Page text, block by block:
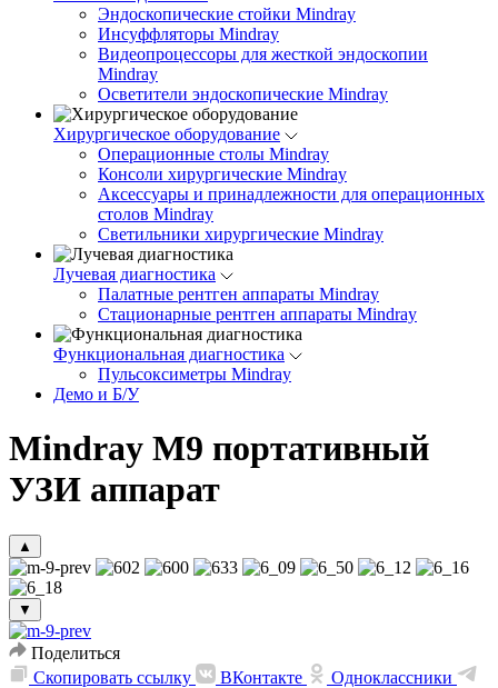
Эндоскопические стойки Mindray
Инсуффляторы Mindray
Видеопроцессоры для жесткой эндоскопии
Mindray
Осветители эндоскопические Mindray
Хирургическое оборудование
Операционные столы Mindray
Консоли хирургические Mindray
Аксессуары и принадлежности для операционных
столов Mindray
Светильники хирургические Mindray
Лучевая диагностика
Палатные рентген аппараты Mindray
Стационарные рентген аппараты Mindray
Функциональная диагностика
Пульсоксиметры Mindray
Демо и Б/У
Mindray M9 портативный
УЗИ аппарат
▲
▼
Поделиться
Скопировать ссылку
ВКонтакте
Одноклассники